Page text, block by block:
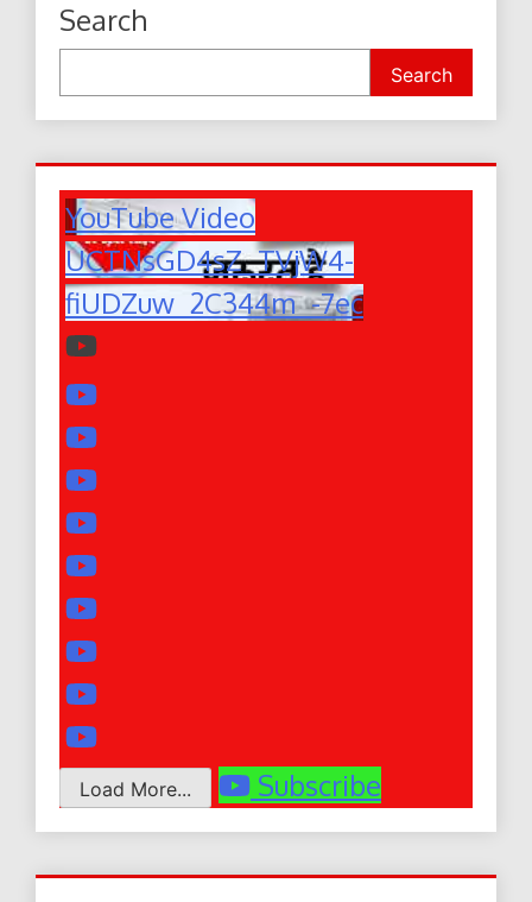
Search
Search
YouTube Video
UCTNsGD4sZ_TVjW4-
fiUDZuw_2C344m_-7ec
Load More... Subscribe